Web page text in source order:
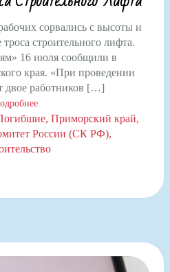
сорвались с высоты и
строительного лифта.
16 июля сообщили в
края. «При проведении
двое работников […]
Приморский край
России (СК РФ)